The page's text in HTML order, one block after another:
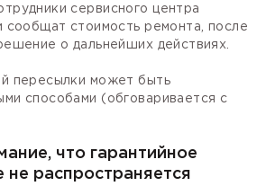
сервисного центра
сообщат стоимость ремонта, после
о дальнейших действиях.
пересылки может быть
способами (обговаривается с
что гарантийное
не распространяется